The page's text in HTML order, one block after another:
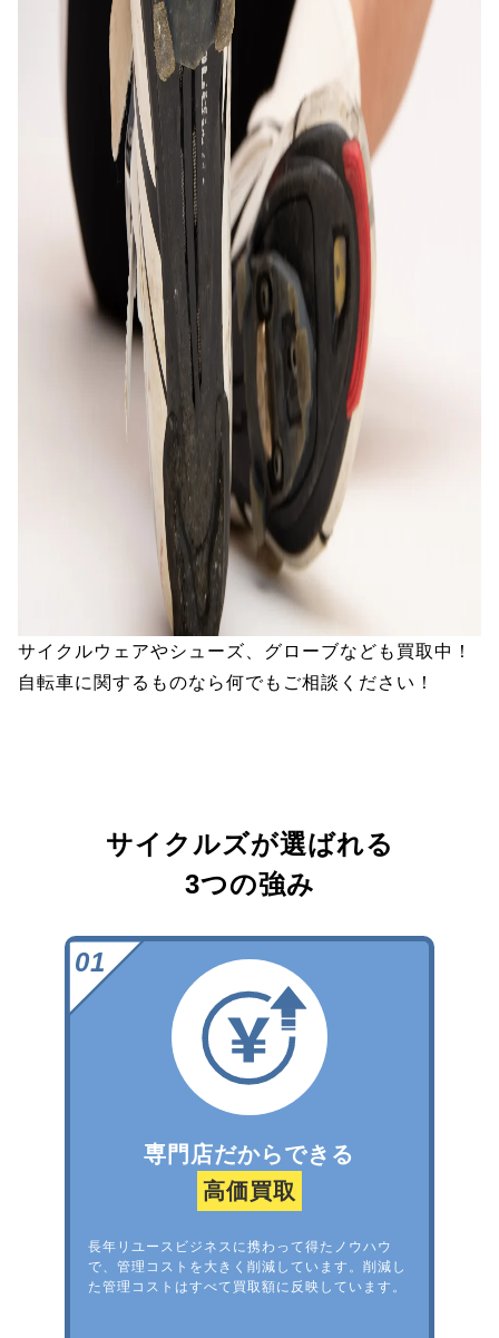
サイクルウェアやシューズ、グローブなども買取中！
自転車に関するものなら何でもご相談ください！
サイクルズが選ばれる
3つの強み
専門店だからできる
高価買取
長年リユースビジネスに携わって得たノウハウ
で、管理コストを大きく削減しています。削減し
た管理コストはすべて買取額に反映しています。